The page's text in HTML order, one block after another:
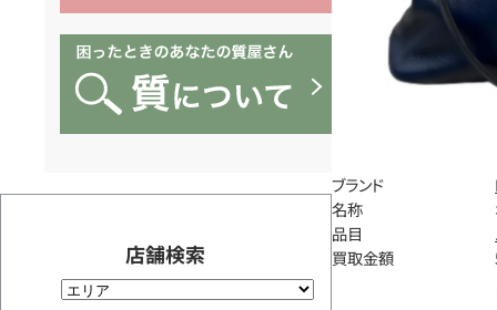
店舗検索
ブランド
名称
品目
買取金額